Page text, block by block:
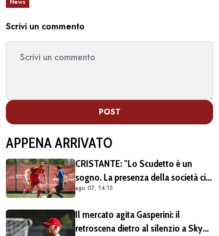
News
Scrivi un commento
POST
APPENA ARRIVATO
CRISTANTE: "Lo Scudetto è un
sogno. La presenza della società ci
dà una spinta anche sul mercato"
ago 07, 14:15
Il mercato agita Gasperini: il
retroscena dietro al silenzio a Sky